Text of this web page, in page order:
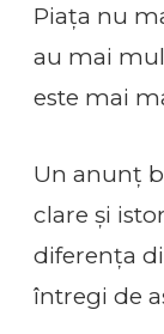
Piața nu
au mai
este mai
Un anunț
clare și
diferența
întregi de